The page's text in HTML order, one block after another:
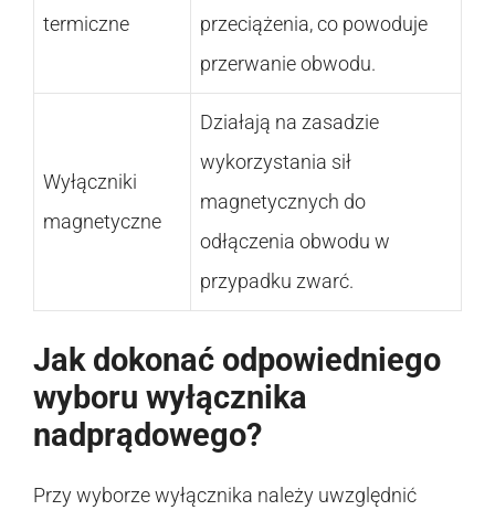
termiczne
przeciążenia, co powoduje
przerwanie obwodu.
Wyłączniki
magnetyczne
Działają na zasadzie
wykorzystania sił
magnetycznych do
odłączenia obwodu w
przypadku zwarć.
Jak dokonać odpowiedniego
wyboru wyłącznika
nadprądowego?
Przy wyborze wyłącznika należy uwzględnić